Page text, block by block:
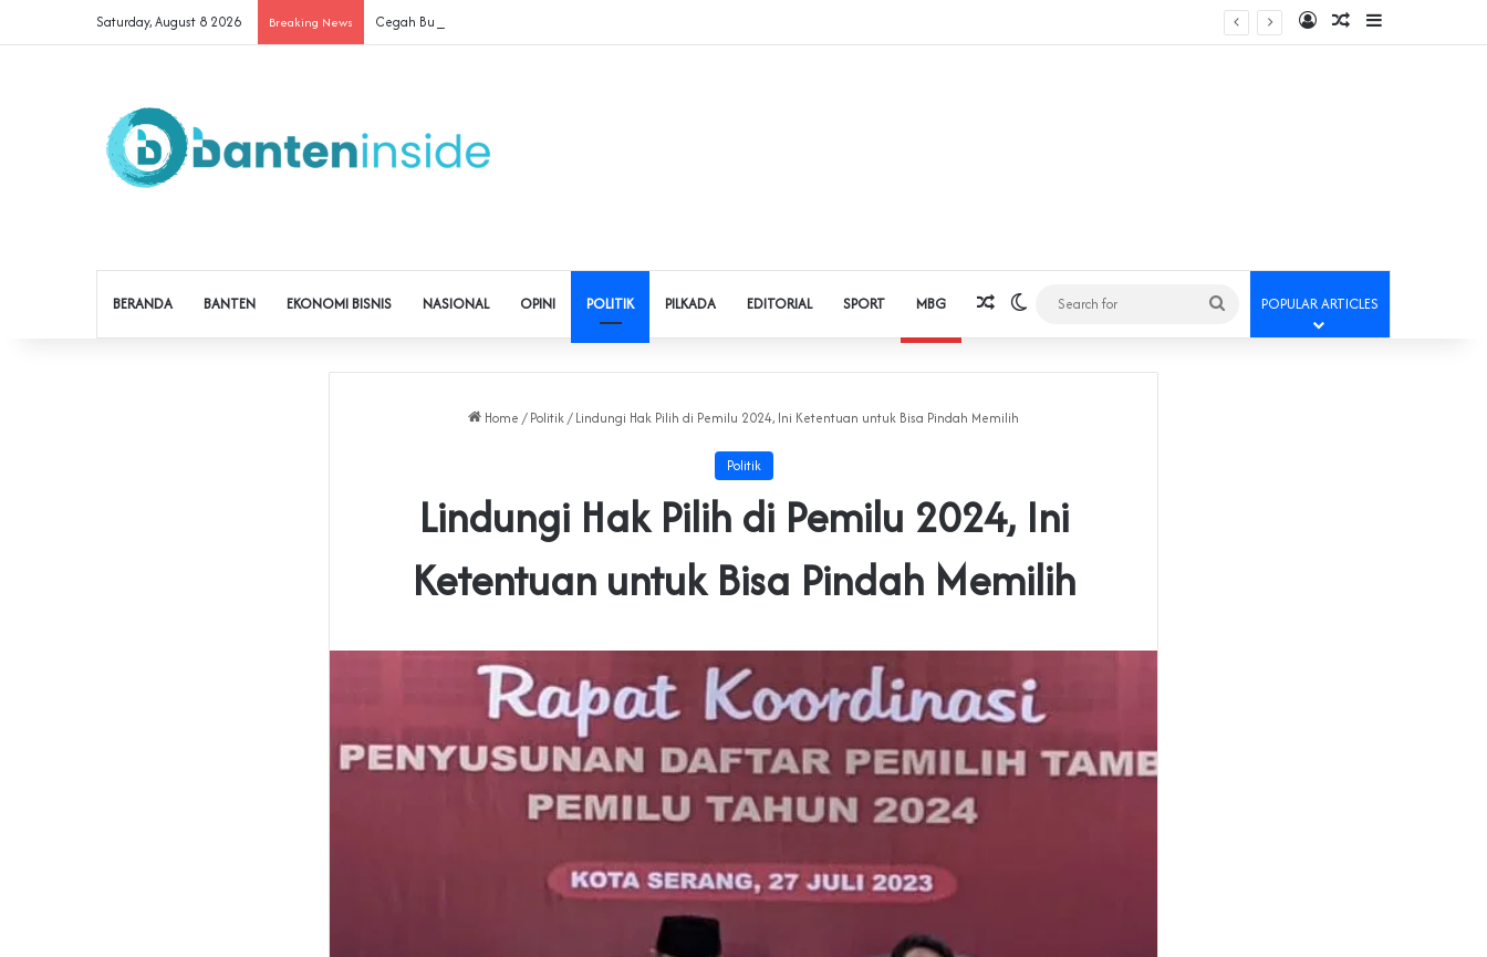
Saturday, August 8 2026 Breaking News Cegah Buruh Terjerat Judol dan Pinjol, Polda Banten Gandeng SPSI Perkuat Literasi Digital Log InRandom Article
Sidebar
BERANDA BANTEN EKONOMI BISNIS NASIONAL OPINI POLITIK PILKADA EDITORIAL SPORT MBG Random Article
Switch skin
Search
for
POPULAR ARTICLES
Home / Politik/ Lindungi Hak Pilih di Pemilu 2024, Ini Ketentuan untuk Bisa Pindah Memilih
Politik
Lindungi Hak Pilih di Pemilu 2024, Ini
Ketentuan untuk Bisa Pindah Memilih